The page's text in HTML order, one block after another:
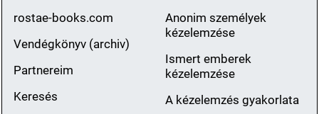
rostae-books.com
Vendégkönyv (archiv)
Partnereim
Keresés
Anonim személyek
kézelemzése
Ismert emberek
kézelemzése
A kézelemzés gyakorlata